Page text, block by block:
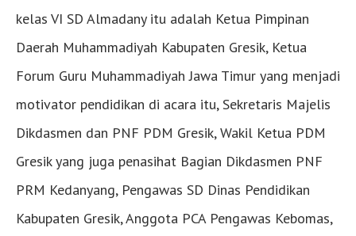
kelas VI SD Almadany itu adalah Ketua Pimpinan
Daerah Muhammadiyah Kabupaten Gresik, Ketua
Forum Guru Muhammadiyah Jawa Timur yang menjadi
motivator pendidikan di acara itu, Sekretaris Majelis
Dikdasmen dan PNF PDM Gresik, Wakil Ketua PDM
Gresik yang juga penasihat Bagian Dikdasmen PNF
PRM Kedanyang, Pengawas SD Dinas Pendidikan
Kabupaten Gresik, Anggota PCA Pengawas Kebomas,